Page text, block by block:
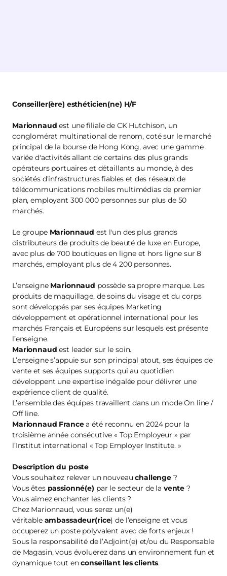
Conseiller(ère) esthéticien(ne) H/F
Marionnaud est une filiale de CK Hutchison, un
conglomérat multinational de renom, coté sur le marché
principal de la bourse de Hong Kong, avec une gamme
variée d'activités allant de certains des plus grands
opérateurs portuaires et détaillants au monde, à des
sociétés d'infrastructures fiables et des réseaux de
télécommunications mobiles multimédias de premier
plan, employant 300 000 personnes sur plus de 50
marchés.
Le groupe Marionnaud est l'un des plus grands
distributeurs de produits de beauté de luxe en Europe,
avec plus de 700 boutiques en ligne et hors ligne sur 8
marchés, employant plus de 4 200 personnes.
L’enseigne Marionnaud possède sa propre marque. Les
produits de maquillage, de soins du visage et du corps
sont développés par ses équipes Marketing
développement et opérationnel international pour les
marchés Français et Européens sur lesquels est présente
l’enseigne.
Marionnaudest leader sur le soin.
L’enseigne s’appuie sur son principal atout, ses équipes de
vente et ses équipes supports qui au quotidien
développent une expertise inégalée pour délivrer une
expérience client de qualité.
L’ensemble des équipes travaillent dans un mode On line /
Off line.
Marionnaud Francea été reconnu en 2024 pour la
troisième année consécutive « Top Employeur » par
l’Institut international « Top Employer Institute. »
Description du poste
Vous souhaitez relever un nouveauchallenge ?
Vous êtes passionné(e) par le secteur de la vente?
Vous aimez enchanter les clients ?
Chez Marionnaud, vous serez un(e)
véritable ambassadeur(rice) de l’enseigne et vous
occuperez un poste polyvalent avec de forts enjeux !
Sous la responsabilité de l’Adjoint(e) et/ou du Responsable
de Magasin, vous évoluerez dans un environnement fun et
dynamique tout enconseillant les clients.